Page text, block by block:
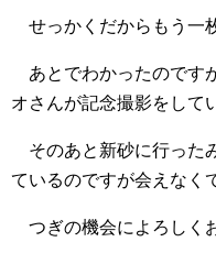
せっかくだからもう一
あとでわかったのです
オさんが記念撮影をして
そのあと新砂に行った
ているのですが会えなく
つぎの機会によろしく